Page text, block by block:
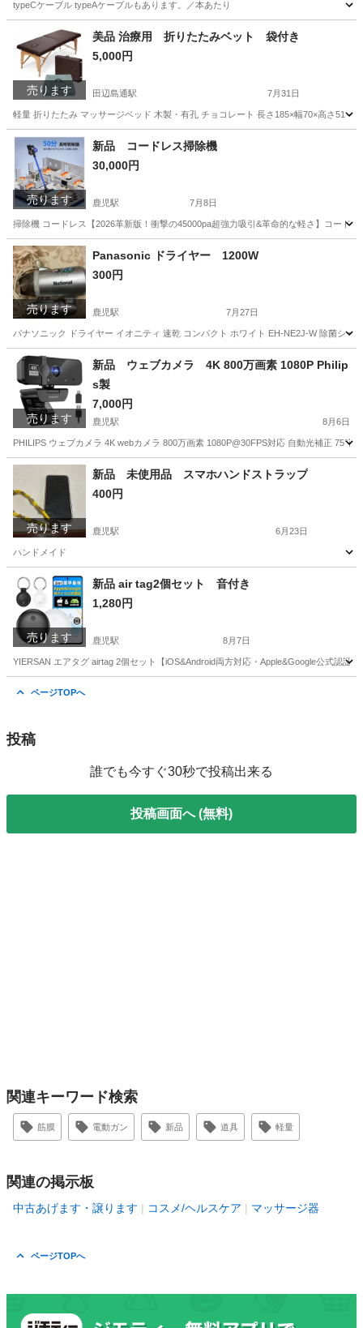
typeCケーブル typeAケーブルもあります。／本あたり
高知市 鹿児駅 携帯アクセサリー ケーブル
売ります
美品 治療用 折りたたみベット 袋付き
5,000円
田辺島通駅 7月31日
軽量 折りたたみ マッサージベッド 木製・有孔 チョコレート 長さ185×幅70×高さ51
高知 高知市 田辺島通駅 フィットネス、トレーニング
折りたたみ
売ります
新品 コードレス掃除機
30,000円
鹿児駅 7月8日
掃除機 コードレス【2026革新版！衝撃の45000pa超強力吸引&革命的な軽さ】コード
高知 高知市 生活家電
売ります
Panasonic ドライヤー 1200W
300円
鹿児駅 7月27日
パナソニック ドライヤー イオニティ 速乾 コンパクト ホワイト EH-NE2J-W 除菌シー
高知 高知市 鹿児駅 美容家電 ドライヤー
売ります
新品 ウェブカメラ 4K 800万画素 1080P Philip
s製
7,000円
鹿児駅 8月6日
PHILIPS ウェブカメラ 4K webカメラ 800万画素 1080P@30FPS対応 自動光補正 75°視
高知 高知市 鹿児駅 周辺機器 ウェブカメラ
売ります
新品 未使用品 スマホハンドストラップ
400円
鹿児駅 6月23日
ハンドメイド
高知 高知市 鹿児駅 携帯アクセサリー ストラップ
売ります
新品 air tag2個セット 音付き
1,280円
鹿児駅 8月7日
YIERSAN エアタグ airtag 2個セット【iOS&Android両方対応・Apple&Google公式認
ページTOPへ
投稿
誰でも今すぐ30秒で投稿出来る
投稿画面へ (無料)
関連キーワード検索
筋膜 電動ガン 新品 道具 軽量
関連の掲示板
中古あげます・譲ります コスメ/ヘルスケア マッサージ器
ページTOPへ